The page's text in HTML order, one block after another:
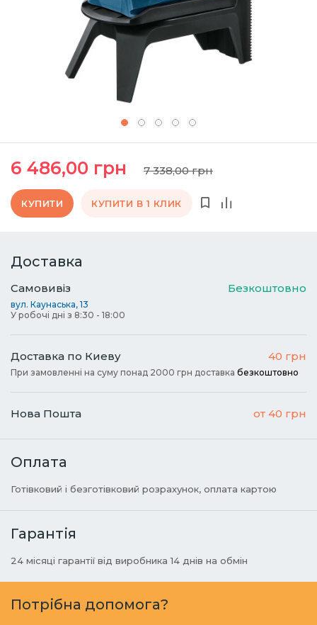
6 486,00 грн 7 338,00 грн
КУПИТИ КУПИТИ В 1 КЛИК
Доставка
Самовивіз Безкоштовно
вул. Каунаська, 13
У робочі дні з 8:30 - 18:00
Доставка по Киеву 40 грн
При замовленні на суму понад 2000 грн доставка безкоштовно
Нова Пошта от 40 грн
Оплата
Готівковий і безготівковий розрахунок, оплата картою
Гарантія
24 місяці гарантії від виробника 14 днів на обмін
Потрібна допомога?